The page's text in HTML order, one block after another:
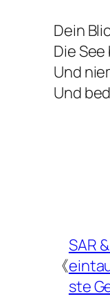
Dein
Die
Und
Und
《
SAR
ste